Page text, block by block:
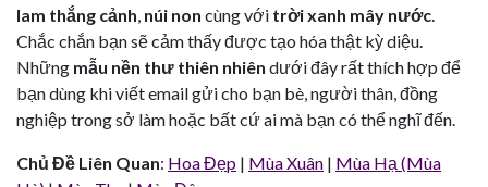
lam thắng cảnh, núi non cùng với trời xanh mây nước.
Chắc chắn bạn sẽ cảm thấy được tạo hóa thật kỳ diệu.
Những mẫu nền thư thiên nhiên dưới đây rất thích hợp để
bạn dùng khi viết email gửi cho bạn bè, người thân, đồng
nghiệp trong sở làm hoặc bất cứ ai mà bạn có thể nghĩ đến.
Chủ Đề Liên Quan: Hoa Đẹp | Mùa Xuân | Mùa Hạ (Mùa